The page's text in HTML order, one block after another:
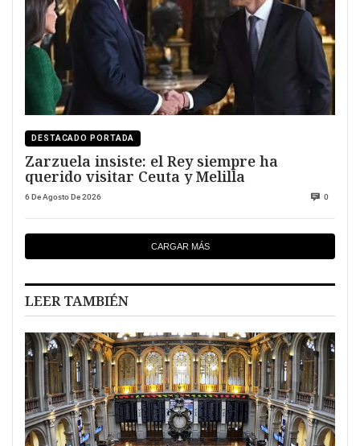
DESTACADO PORTADA
Zarzuela insiste: el Rey siempre ha
querido visitar Ceuta y Melilla
6 De Agosto De 2026 0
CARGAR MÁS
LEER TAMBIÉN